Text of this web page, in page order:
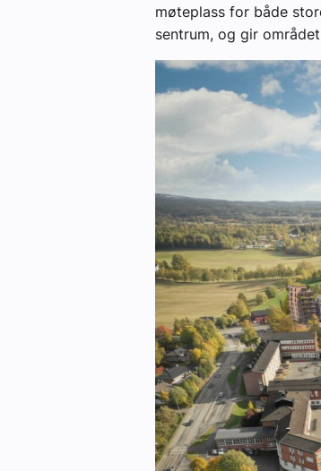
møteplass for både
sentrum, og gir